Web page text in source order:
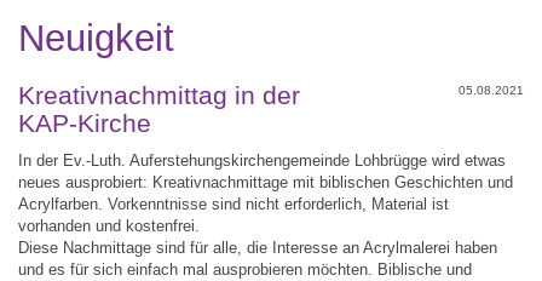
Neuigkeit
05.08.2021
Kreativnachmittag in der
KAP-Kirche
In der Ev.-Luth. Auferstehungskirchengemeinde Lohbrügge wird etwas
neues ausprobiert: Kreativnachmittage mit biblischen Geschichten und
Acrylfarben. Vorkenntnisse sind nicht erforderlich, Material ist
vorhanden und kostenfrei.
Diese Nachmittage sind für alle, die Interesse an Acrylmalerei haben
und es für sich einfach mal ausprobieren möchten. Biblische und